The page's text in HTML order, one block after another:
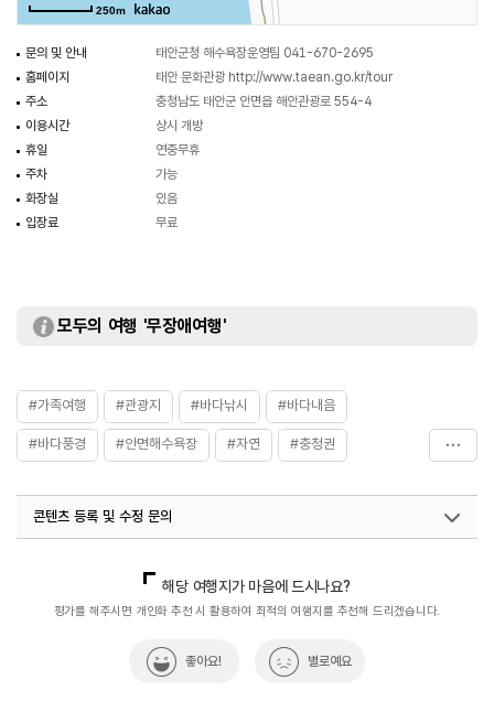
250m
문의 및 안내
태안군청 해수욕장운영팀 041-670-2695
홈페이지
태안 문화관광 http://www.taean.go.kr/tour
주소
충청남도 태안군 안면읍 해안관광로 554-4
이용시간
상시 개방
휴일
연중무휴
주차
가능
화장실
있음
입장료
무료
모두의 여행 '무장애여행'
#가족여행 #관광지 #바다낚시 #바다내음
#바다풍경 #안면해수욕장 #자연 #충청권
콘텐츠 등록 및 수정 문의
해당 여행지가 마음에 드시나요?
평가를 해주시면 개인화 추천 시 활용하여 최적의 여행지를 추천해 드리겠습니다.
좋아요! 별로예요